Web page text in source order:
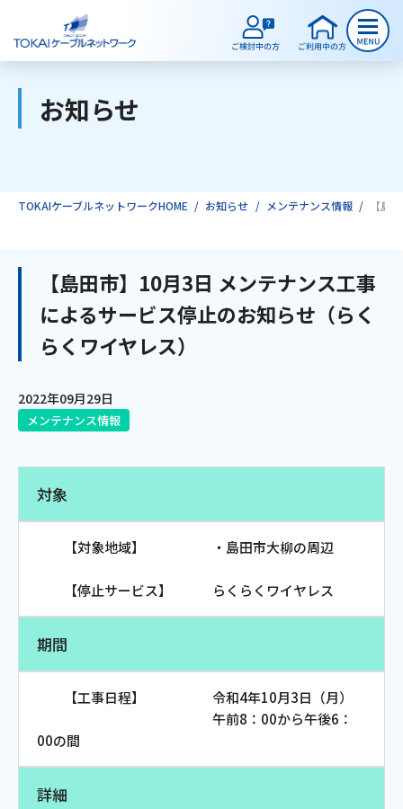
ご検討中のお客様
インターネット
おトクな情報 料金案内
対応エリア よくあるご質問
お知らせ
TOKAIケーブルネットワークHOME お知らせ メンテナンス情報 【島
【島田市】10月3日 メンテナンス工事
によるサービス停止のお知らせ（らく
らくワイヤレス）
2022年09月29日
メンテナンス情報
対象
【対象地域】 ・島田市大柳の周辺
【停止サービス】 らくらくワイヤレス
期間
【工事日程】 令和4年10月3日（月）
午前8：00から午後6：
00の間
詳細